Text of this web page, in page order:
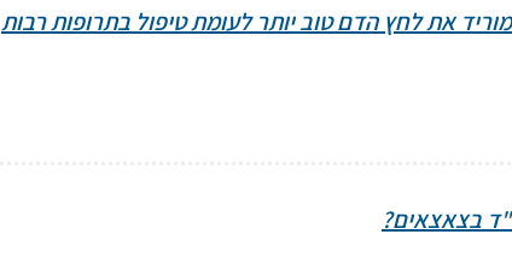
את לחץ הדם טוב יותר לעומת טיפול בתרופות רבות
בצאצאים?